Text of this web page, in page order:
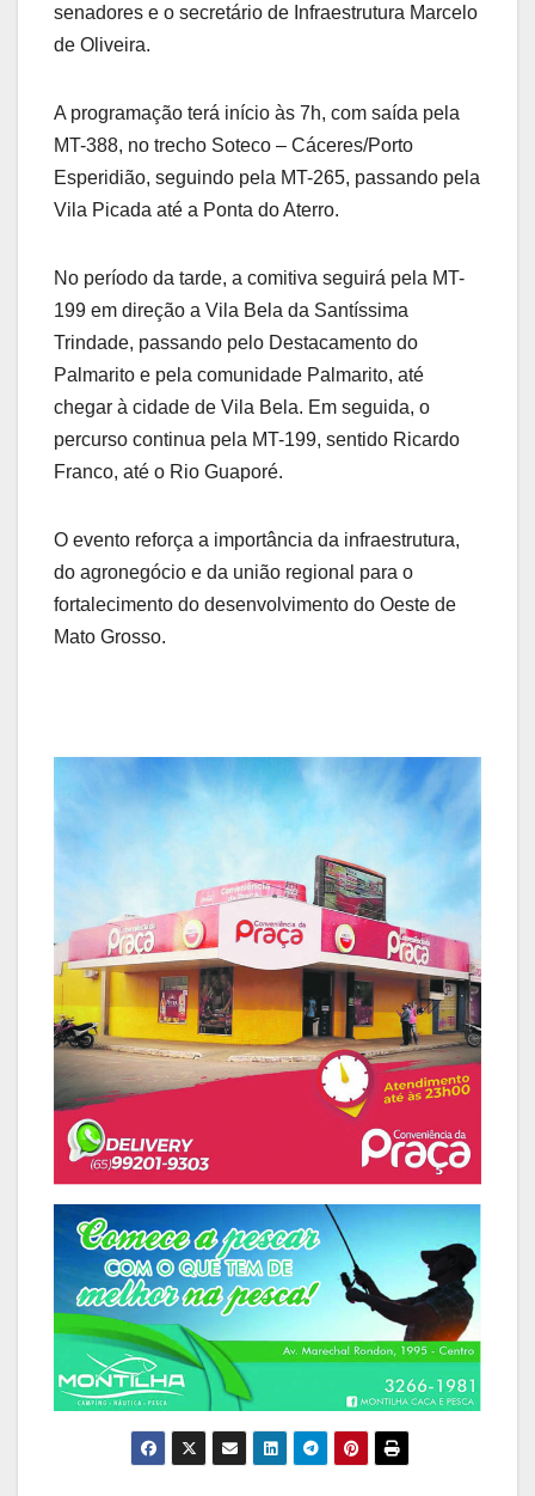
senadores e o secretário de Infraestrutura Marcelo
de Oliveira.
A programação terá início às 7h, com saída pela
MT-388, no trecho Soteco – Cáceres/Porto
Esperidião, seguindo pela MT-265, passando pela
Vila Picada até a Ponta do Aterro.
No período da tarde, a comitiva seguirá pela MT-
199 em direção a Vila Bela da Santíssima
Trindade, passando pelo Destacamento do
Palmarito e pela comunidade Palmarito, até
chegar à cidade de Vila Bela. Em seguida, o
percurso continua pela MT-199, sentido Ricardo
Franco, até o Rio Guaporé.
O evento reforça a importância da infraestrutura,
do agronegócio e da união regional para o
fortalecimento do desenvolvimento do Oeste de
Mato Grosso.